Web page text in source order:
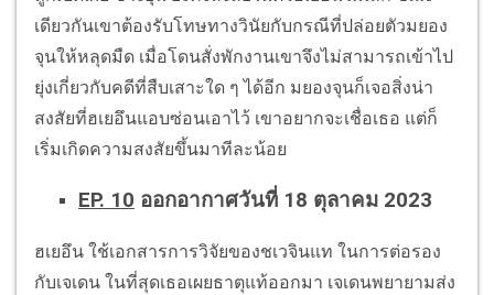
เดียวกันเขาต้องรับโทษทางวินัยกับกรณีที่ปล่อยตัวมยอง
จุนให้หลุดมืด เมื่อโดนสั่งพักงานเขาจึงไม่สามารถเข้าไป
ยุ่งเกี่ยวกับคดีที่สืบเสาะใด ๆ ได้อีก มยองจุนก็เจอสิ่งน่า
สงสัยที่ฮเยอึนแอบซ่อนเอาไว้ เขาอยากจะเชื่อเธอ แต่ก็
เริ่มเกิดความสงสัยขึ้นมาทีละน้อย
EP. 10 ออกอากาศวันที่ 18 ตุลาคม 2023
ฮเยอึน ใช้เอกสารการวิจัยของชเวจินแท ในการต่อรอง
กับเจเดน ในที่สุดเธอเผยธาตุแท้ออกมา เจเดนพยายามส่ง